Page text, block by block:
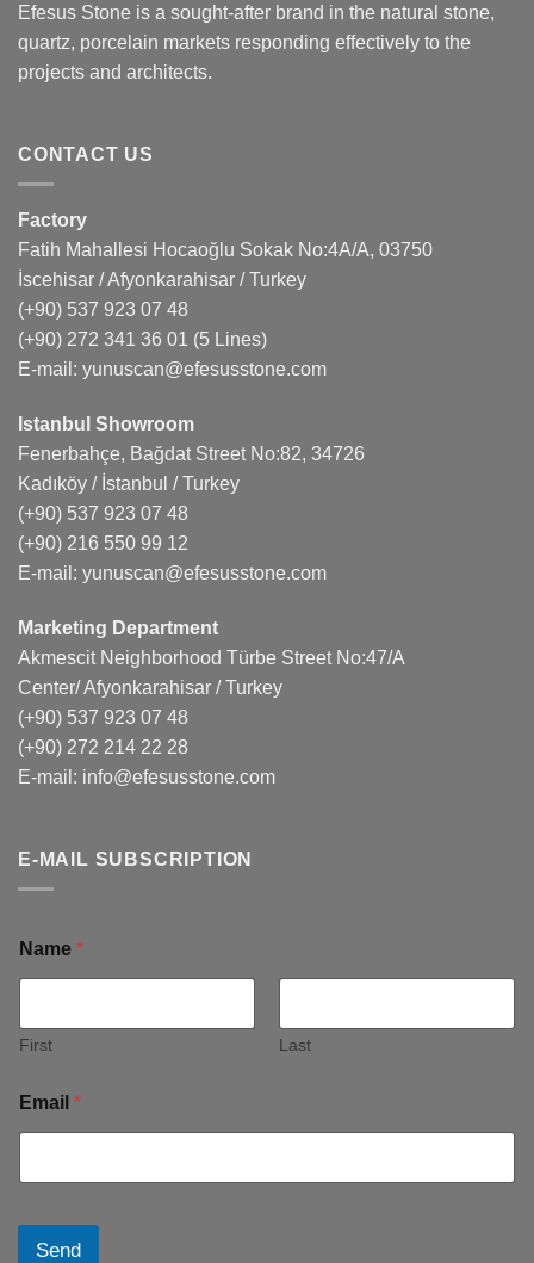
Efesus Stone is a sought-after brand in the natural stone,
quartz, porcelain markets responding effectively to the
projects and architects.
CONTACT US
Factory
Fatih Mahallesi Hocaoğlu Sokak No:4A/A, 03750
İscehisar / Afyonkarahisar / Turkey
(+90) 537 923 07 48
(+90) 272 341 36 01 (5 Lines)
E-mail: yunuscan@efesusstone.com
Istanbul Showroom
Fenerbahçe, Bağdat Street No:82, 34726
Kadıköy / İstanbul / Turkey
(+90) 537 923 07 48
(+90) 216 550 99 12
E-mail: yunuscan@efesusstone.com
Marketing Department
Akmescit Neighborhood Türbe Street No:47/A
Center/ Afyonkarahisar / Turkey
(+90) 537 923 07 48
(+90) 272 214 22 28
E-mail: info@efesusstone.com
E-MAIL SUBSCRIPTION
Name *
First Last
Email *
Send